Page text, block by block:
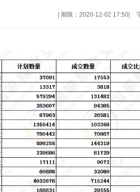
期限：2020-12-02 17:50